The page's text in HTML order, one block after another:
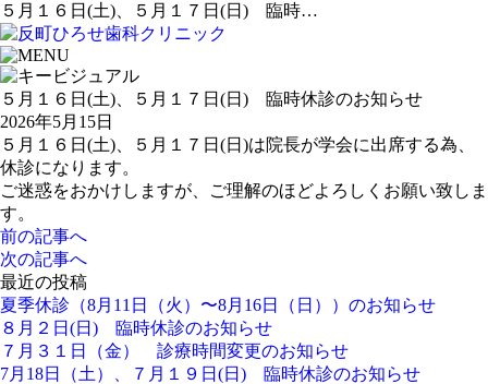
５月１６日(土)、５月１７日(日) 臨時…
５月１６日(土)、５月１７日(日) 臨時休診のお知らせ
2026年5月15日
５月１６日(土)、５月１７日(日)は院長が学会に出席する為、
休診になります。
ご迷惑をおかけしますが、ご理解のほどよろしくお願い致しま
す。
前の記事へ
次の記事へ
最近の投稿
夏季休診（8月11日（火）〜8月16日（日））のお知らせ
８月２日(日) 臨時休診のお知らせ
７月３１日（金） 診療時間変更のお知らせ
7月18日（土）、７月１９日(日) 臨時休診のお知らせ